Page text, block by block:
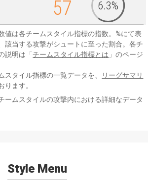
57 6.3%
値は各チームスタイル指標の指数。%にて表
該当する攻撃がシュートに至った割合。各チ
説明は「 チームスタイル指標とは 」のページ
スタイル指標の一覧データを、
リーグサマリ
ります。
ームスタイルの攻撃内における詳細なデータ
Style Menu